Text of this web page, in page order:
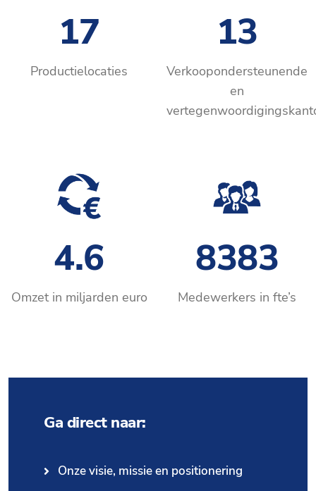
17
Productielocaties
13
Verkoopondersteunende
en
4.6
Omzet in miljarden euro
8383
Medewerkers in fte’s
Ga direct naar:
Onze visie, missie en positionering